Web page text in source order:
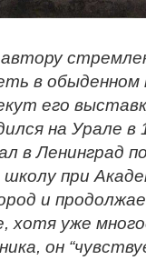
в обыденном
его
на Урале в
в Ленинград
при
и
хотя уже
он